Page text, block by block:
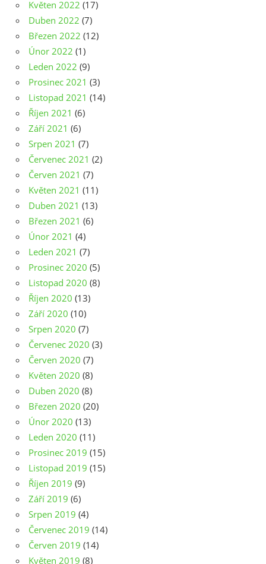
Květen 2022 (17)
Duben 2022 (7)
Březen 2022 (12)
Únor 2022 (1)
Leden 2022 (9)
Prosinec 2021 (3)
Listopad 2021 (14)
Říjen 2021 (6)
Září 2021 (6)
Srpen 2021 (7)
Červenec 2021 (2)
Červen 2021 (7)
Květen 2021 (11)
Duben 2021 (13)
Březen 2021 (6)
Únor 2021 (4)
Leden 2021 (7)
Prosinec 2020 (5)
Listopad 2020 (8)
Říjen 2020 (13)
Září 2020 (10)
Srpen 2020 (7)
Červenec 2020 (3)
Červen 2020 (7)
Květen 2020 (8)
Duben 2020 (8)
Březen 2020 (20)
Únor 2020 (13)
Leden 2020 (11)
Prosinec 2019 (15)
Listopad 2019 (15)
Říjen 2019 (9)
Září 2019 (6)
Srpen 2019 (4)
Červenec 2019 (14)
Červen 2019 (14)
Květen 2019 (8)